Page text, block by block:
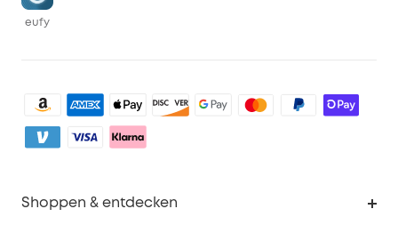
eufy
Shoppen & entdecken